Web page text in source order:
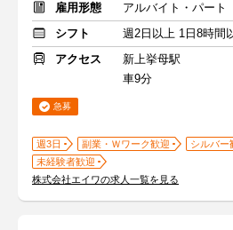
雇用形態
アルバイト・パート
シフト
週2日以上 1日8時間
アクセス
新上挙母駅
車9分
急募
週3日 副業・Ｗワーク歓迎 シルバー
未経験者歓迎
株式会社エイワの求人一覧を見る